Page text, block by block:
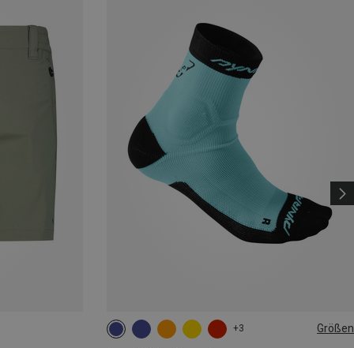
+3 Größen
35|36|37|38 39|40|41|42